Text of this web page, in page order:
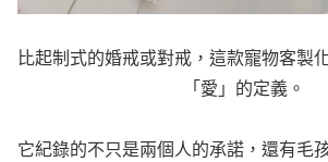
比起制式的婚戒或對戒，這款寵物客製
「愛」的定義。
它紀錄的不只是兩個人的承諾，還有毛